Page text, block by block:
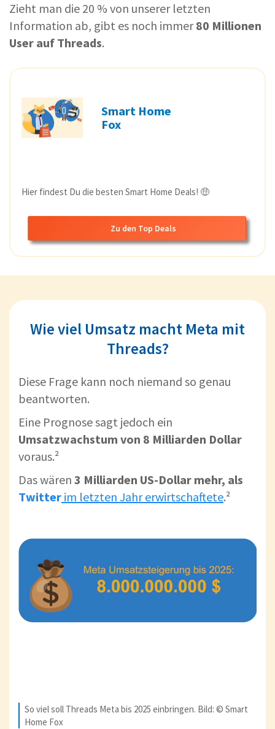
Zieht man die 20 % von unserer letzten
Information ab, gibt es noch immer80 Millionen
User auf Threads.
Smart Home
Fox
Hier findest Du die besten Smart Home Deals! 🤑
Zu den Top Deals
Wie viel Umsatz macht Meta mit
Threads?
Diese Frage kann noch niemand so genau
beantworten.
Eine Prognose sagt jedoch ein
Umsatzwachstum von 8 Milliarden Dollar
voraus.²
Das wären 3 Milliarden US-Dollar mehr, als
Twitter im letzten Jahr erwirtschaftete.²
So viel soll Threads Meta bis 2025 einbringen. Bild: © Smart
Home Fox